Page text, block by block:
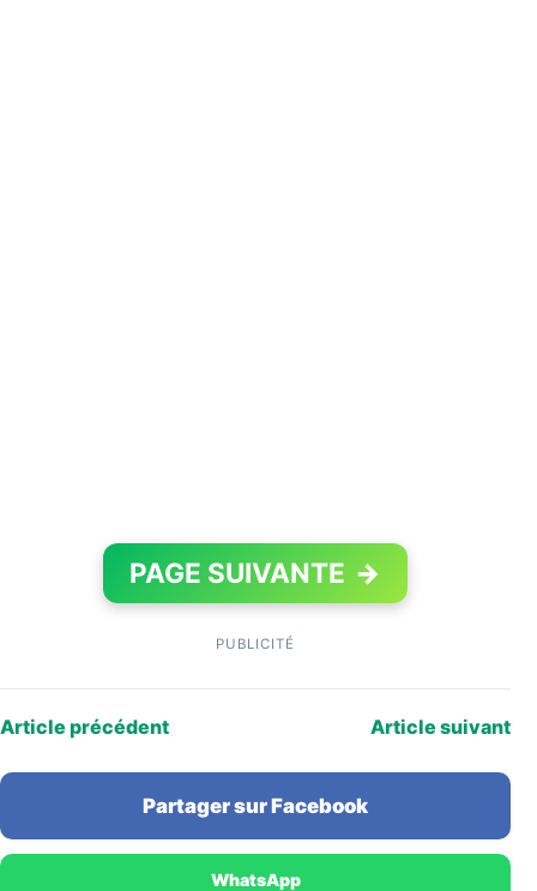
PAGE SUIVANTE →
PUBLICITÉ
Article précédent Article suivant
Partager sur Facebook
WhatsApp